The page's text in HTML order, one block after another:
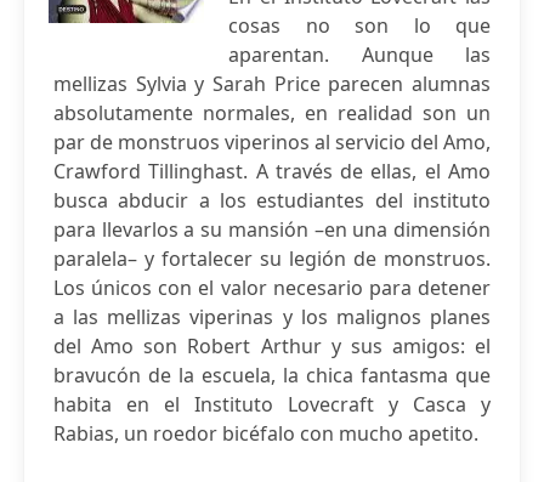
cosas no son lo que
aparentan. Aunque las
mellizas Sylvia y Sarah Price parecen alumnas
absolutamente normales, en realidad son un
par de monstruos viperinos al servicio del Amo,
Crawford Tillinghast. A través de ellas, el Amo
busca abducir a los estudiantes del instituto
para llevarlos a su mansión –en una dimensión
paralela– y fortalecer su legión de monstruos.
Los únicos con el valor necesario para detener
a las mellizas viperinas y los malignos planes
del Amo son Robert Arthur y sus amigos: el
bravucón de la escuela, la chica fantasma que
habita en el Instituto Lovecraft y Casca y
Rabias, un roedor bicéfalo con mucho apetito.